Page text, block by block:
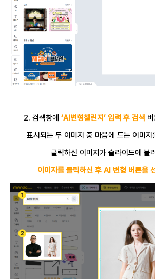
2. 검색창에 ‘AI변형챌린지’ 입력 후 검색
표시되는 두 이미지 중 마음에 드는 이미지
클릭하신 이미지가 슬라이드에 불
이미지를 클릭하신 후 AI 변형 버튼을